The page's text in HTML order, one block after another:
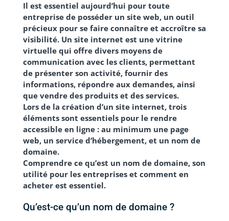
Il est essentiel aujourd’hui pour toute
entreprise de posséder un site web, un outil
précieux pour se faire connaître et accroître sa
visibilité. Un site internet est une vitrine
virtuelle qui offre divers moyens de
communication avec les clients, permettant
de présenter son activité, fournir des
informations, répondre aux demandes, ainsi
que vendre des produits et des services.
Lors de la création d’un site internet, trois
éléments sont essentiels pour le rendre
accessible en ligne : au minimum une page
web, un service d’hébergement, et un nom de
domaine.
Comprendre ce qu’est un nom de domaine, son
utilité pour les entreprises et comment en
acheter est essentiel.
Qu’est-ce qu’un nom de domaine ?